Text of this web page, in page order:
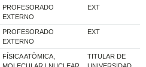
PROFESORADO
EXTERNO
EXT
PROFESORADO
EXTERNO
EXT
FÍSICA ATÒMICA,
MOLECULAR I NUCLEAR
TITULAR DE
UNIVERSIDAD